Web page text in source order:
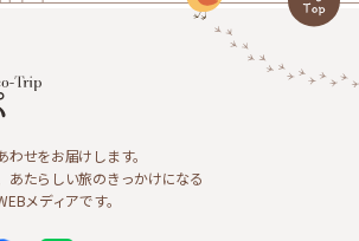
せをお届けします。
あたらしい旅のきっかけになる
メディアです。